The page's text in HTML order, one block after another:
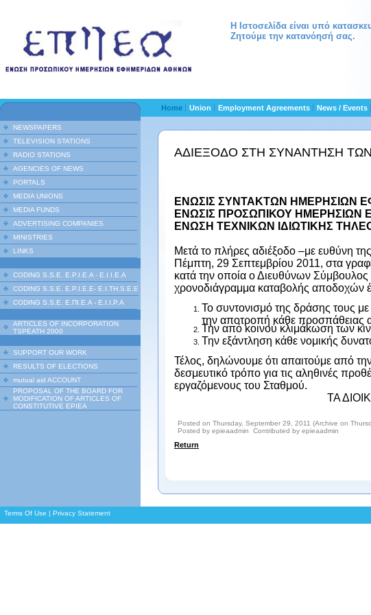
Η Ιστοσελίδα είναι υπό
Ζητούμε την κατανόησή σας.
NEWSPAPERS
TELEVISION STATIONS
RADIO STATIONS
AGENCIES OF NEWS
PORTALS
MEDIA UNIONS
MEDIA FUNDS
ADVERTISING COMPANIES
MINISTRIES
LINKS
CODING S.S.E. E.P.I.E.A - E.I.I.E.A
CODING S.S.E. E.P.I.E.E- E.I.TH.S.E.E
CODING S.S.E. Ε.ΠΙ.Ε.Α - Ε.Ι.Ι.P.A
ARTICLES OF INCORPORATION
TSPEATH 2000
SUPPORT OUR WORK
RESULTS OF ELECTIONS
mutual aid ACCOUNT
PROPOSAL OF THE BOARD FOR
MODIFICATION OF ARTICLES OF
CONSTITUTIVE EPIEA
Home Union Employment Agreements News / Events
ΑΔΙΕΞΟΔΟ ΣΤΗ ΣΥΝΑΝΤΗΣΗ
ΕΝΩΣΙΣ ΣΥΝΤΑΚΤΩΝ ΗΜΕΡΗΣΙΩΝ
ΕΝΩΣΙΣ ΠΡΟΣΩΠΙΚΟΥ
ΕΝΩΣΗ ΤΕΧΝΙΚΩΝ ΙΔΙΩΤΙΚΗΣ
Μετά το πλήρες αδιέξοδο –με ευθύνη
Πέμπτη, 29 Σεπτεμβρίου 2011, στα
κατά την οποία ο Διευθύνων Σύμβουλος
χρονοδιάγραμμα καταβολής αποδοχών
Το συντονισμό της δράσης τους
την αποτροπή κάθε προσπάθειας
Την από κοινού κλιμάκωση των
Την εξάντληση κάθε νομικής
Τέλος, δηλώνουμε ότι απαιτούμε από
δεσμευτικό τρόπο για τις αληθινές
εργαζόμενους του Σταθμού.
ΤΑ
Posted on Thursday, September 29, 2011 (Archive on
Posted by epieaadmin Contributed by epieaadmin
Return
Terms Of Use | Privacy Statement